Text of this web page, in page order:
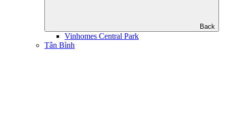
Back
Vinhomes Central Park
Tân Bình